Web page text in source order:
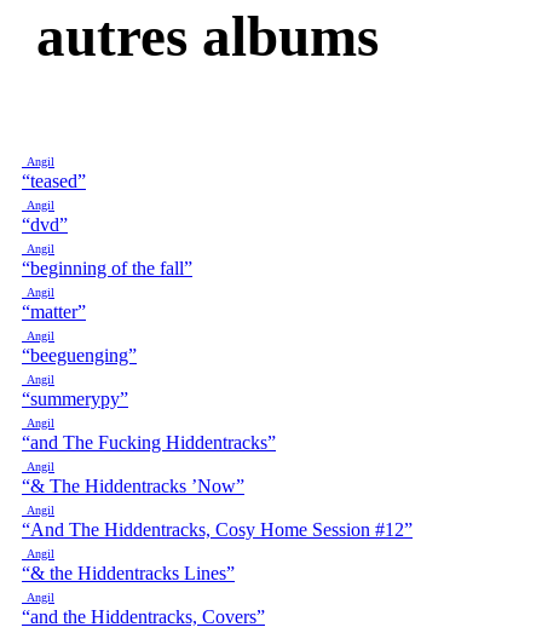
autres albums
Angil
“teased”
Angil
“dvd”
Angil
“beginning of the fall”
Angil
“matter”
Angil
“beeguenging”
Angil
“summerypy”
Angil
“and The Fucking Hiddentracks”
Angil
“& The Hiddentracks ’Now”
Angil
“And The Hiddentracks, Cosy Home Session #12”
Angil
“& the Hiddentracks Lines”
Angil
“and the Hiddentracks, Covers”